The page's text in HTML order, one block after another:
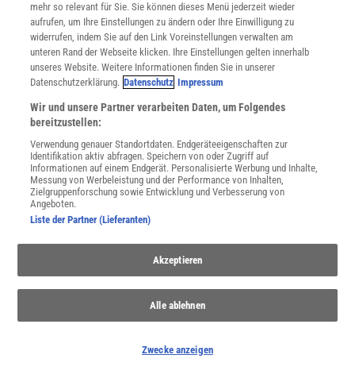
SPONSORED
PARTNERINHALTE
NACH OBEN
mehr so relevant für Sie. Sie können dieses Menü jederzeit wieder
aufrufen, um Ihre Einstellungen zu ändern oder Ihre Einwilligung zu
widerrufen, indem Sie auf den Link Voreinstellungen verwalten am
unteren Rand der Webseite klicken. Ihre Einstellungen gelten innerhalb
unseres Website. Weitere Informationen finden Sie in unserer
Datenschutzerklärung. Datenschutz Impressum
Wir und unsere Partner verarbeiten Daten, um Folgendes
bereitzustellen:
Verwendung genauer Standortdaten. Endgeräteeigenschaften zur
Identifikation aktiv abfragen. Speichern von oder Zugriff auf
Informationen auf einem Endgerät. Personalisierte Werbung und Inhalte,
Messung von Werbeleistung und der Performance von Inhalten,
Zielgruppenforschung sowie Entwicklung und Verbesserung von
Angeboten.
Liste der Partner (Lieferanten)
Akzeptieren
Alle ablehnen
Zwecke anzeigen